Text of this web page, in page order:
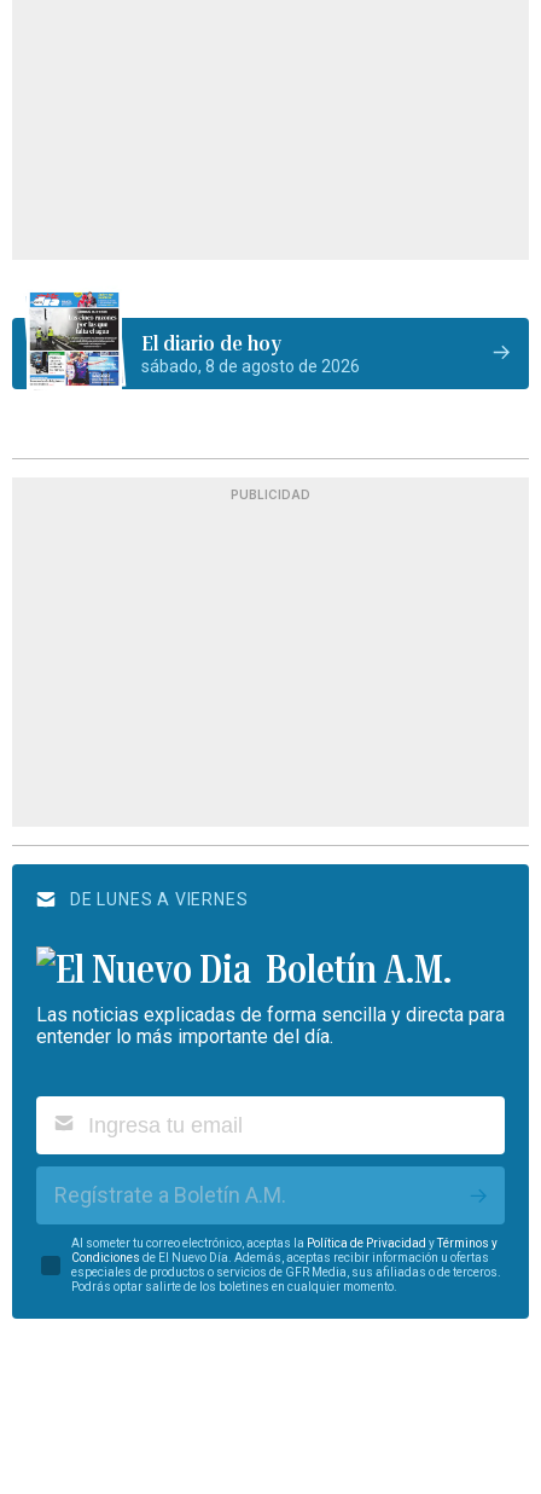
El diario de hoy
sábado, 8 de agosto de 2026
PUBLICIDAD
DE LUNES A VIERNES
Boletín A.M.
Las noticias explicadas de forma sencilla y directa para
entender lo más importante del día.
Regístrate a Boletín A.M.
Al someter tu correo electrónico, aceptas la Política de Privacidad y
Términos y
Condiciones de El Nuevo Día. Además, aceptas recibir información u ofertas
especiales de productos o servicios de GFR Media, sus afiliadas o de terceros.
Podrás optar salirte de los boletines en cualquier momento.